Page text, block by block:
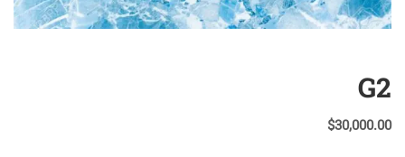
G2
$30,000.00